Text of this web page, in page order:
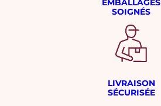
SOIGNÉS
LIVRAISON
SÉCURISÉE